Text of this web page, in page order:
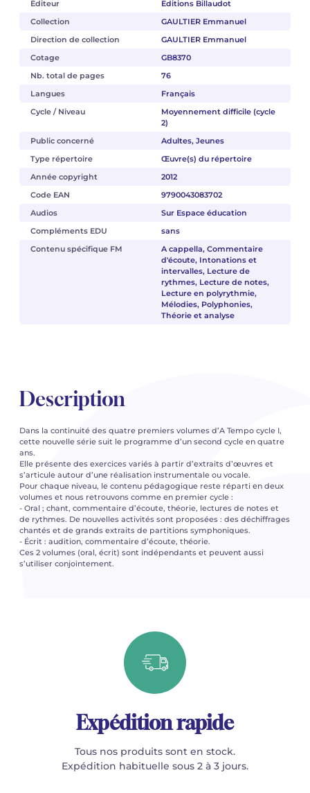
Éditeur
Éditions Billaudot
Collection
GAULTIER Emmanuel
Direction de collection
GAULTIER Emmanuel
Cotage
GB8370
Nb. total de pages
76
Langues
Français
Cycle / Niveau
Moyennement difficile (cycle
2)
Public concerné
Adultes, Jeunes
Type répertoire
Œuvre(s) du répertoire
Année copyright
2012
Code EAN
9790043083702
Audios
Sur Espace éducation
Compléments EDU
sans
Contenu spécifique FM
A cappella, Commentaire
d'écoute, Intonations et
intervalles, Lecture de
rythmes, Lecture de notes,
Lecture en polyrythmie,
Mélodies, Polyphonies,
Théorie et analyse
Description
Dans la continuité des quatre premiers volumes d’A Tempo cycle I,
cette nouvelle série suit le programme d’un second cycle en quatre
ans.
Elle présente des exercices variés à partir d’extraits d’œuvres et
s’articule autour d’une réalisation instrumentale ou vocale.
Pour chaque niveau, le contenu pédagogique reste réparti en deux
volumes et nous retrouvons comme en premier cycle :
- Oral ; chant, commentaire d’écoute, théorie, lectures de notes et
de rythmes. De nouvelles activités sont proposées : des déchiffrages
chantés et de grands extraits de partitions symphoniques.
- Écrit : audition, commentaire d’écoute, théorie.
Ces 2 volumes (oral, écrit) sont indépendants et peuvent aussi
s’utiliser conjointement.
Expédition rapide
Tous nos produits sont en stock.
Expédition habituelle sous 2 à 3 jours.